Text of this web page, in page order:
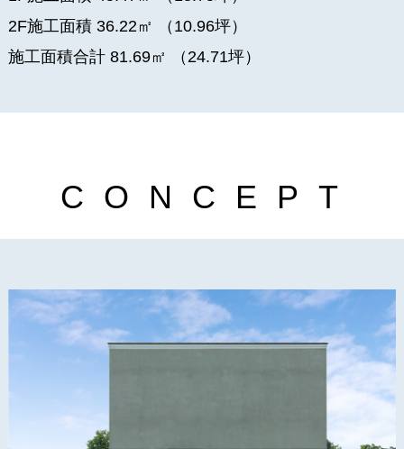
2F施工面積 36.22㎡ （10.96坪）
施工面積合計 81.69㎡ （24.71坪）
C O N C E P T